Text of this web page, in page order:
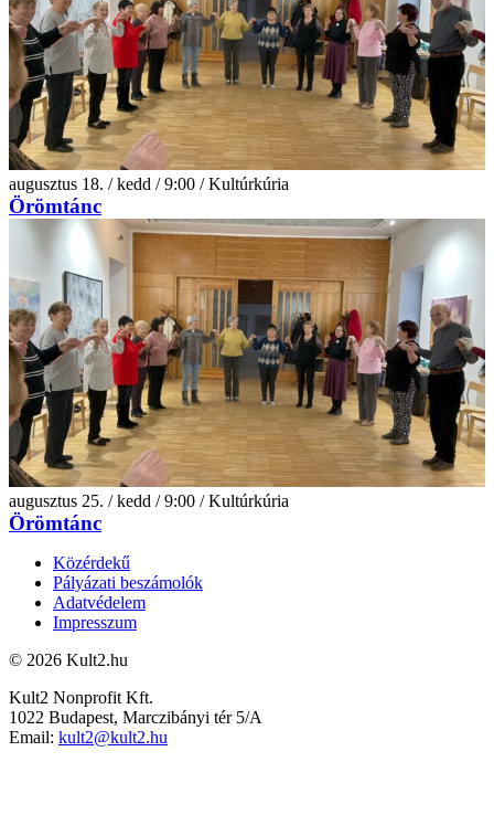
augusztus 18. / kedd / 9:00 / Kultúrkúria
Örömtánc
augusztus 25. / kedd / 9:00 / Kultúrkúria
Örömtánc
Közérdekű
Pályázati beszámolók
Adatvédelem
Impresszum
© 2026 Kult2.hu
Kult2 Nonprofit Kft.
1022 Budapest, Marczibányi tér 5/A
Email: kult2@kult2.hu